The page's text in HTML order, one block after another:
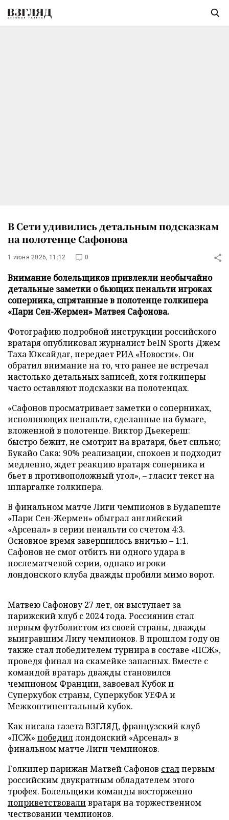
В Сети удивились детальным подсказкам
на полотенце Сафонова
1 июня 2026, 11:12 0
Внимание болельщиков привлекли необычайно
детальные заметки о бьющих пенальти игроках
соперника, спрятанные в полотенце голкипера
«Пари Сен-Жермен» Матвея Сафонова.
Фотографию подробной инструкции российского
вратаря опубликовал журналист beIN Sports Джем
Таха Юксайдаг, передаетРИА «Новости». Он
обратил внимание на то, что ранее не встречал
настолько детальных записей, хотя голкиперы
часто оставляют подсказки на полотенцах.
«Сафонов просматривает заметки о соперниках,
исполняющих пенальти, сделанные на бумаге,
вложенной в полотенце. Виктор Дьекереш:
быстро бежит, не смотрит на вратаря, бьет сильно;
Букайо Сака: 90% реализации, спокоен и подходит
медленно, ждет реакцию вратаря соперника и
бьет в противоположный угол», – гласит текст на
шпаргалке голкипера.
В финальном матче Лиги чемпионов в Будапеште
«Пари Сен-Жермен» обыграл английский
«Арсенал» в серии пенальти со счетом 4:3.
Основное время завершилось вничью – 1:1.
Сафонов не смог отбить ни одного удара в
послематчевой серии, однако игроки
лондонского клуба дважды пробили мимо ворот.
Матвею Сафонову 27 лет, он выступает за
парижский клуб с 2024 года. Россиянин стал
первым футболистом из своей страны, дважды
выигравшим Лигу чемпионов. В прошлом году он
также стал победителем турнира в составе «ПСЖ»,
проведя финал на скамейке запасных. Вместе с
командой вратарь дважды становился
чемпионом Франции, завоевал Кубок и
Суперкубок страны, Суперкубок УЕФА и
Межконтинентальный кубок.
Как писала газета ВЗГЛЯД, французский клуб
«ПСЖ» победиллондонский «Арсенал» в
финальном матче Лиги чемпионов.
Голкипер парижан Матвей Сафонов сталпервым
российским двукратным обладателем этого
трофея. Болельщики команды восторженно
поприветствоваливратаря на торжественном
чествовании чемпионов.